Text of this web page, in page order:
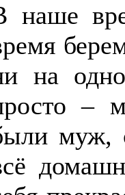
наше
на одно
–
муж,